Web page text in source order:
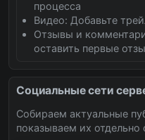
процесса
Видео: Добавьте
Отзывы и
оставить первые
Социальные сети
Собираем актуальные
показываем их отдельно